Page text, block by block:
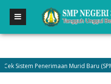
Penerimaan Murid Baru (SPMB)